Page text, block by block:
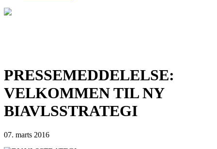
PRESSEMEDDELELSE:
VELKOMMEN TIL NY
BIAVLSSTRATEGI
07. marts 2016